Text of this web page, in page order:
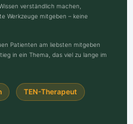
verständlich machen,
Werkzeuge mitgeben – keine
Patienten am liebsten mitgeben
in ein Thema, das viel zu lange im
TEN-Therapeut